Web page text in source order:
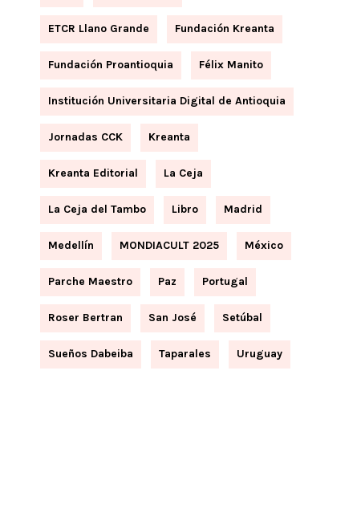
ETCR Llano Grande Fundación Kreanta
Fundación Proantioquia Félix Manito
Institución Universitaria Digital de Antioquia
Jornadas CCK Kreanta
Kreanta Editorial La Ceja
La Ceja del Tambo Libro Madrid
Medellín MONDIACULT 2025 México
Parche Maestro Paz Portugal
Roser Bertran San José Setúbal
Sueños Dabeiba Taparales Uruguay